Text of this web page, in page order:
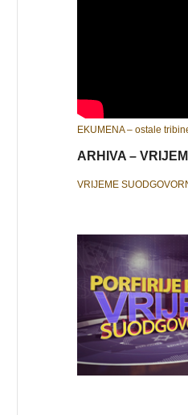
EKUMENA – ostale
ARHIVA –
VRIJEME